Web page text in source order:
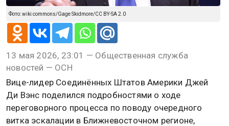
Фото: wiki commons/Gage Skidmore/CC BY-SA 2.0
13 мая 2026, 23:01 — Общественная служба
новостей — ОСН
Вице-лидер Соединённых Штатов Америки Джей
Ди Вэнс поделился подробностями о ходе
переговорного процесса по поводу очередного
витка эскалации в Ближневосточном регионе,